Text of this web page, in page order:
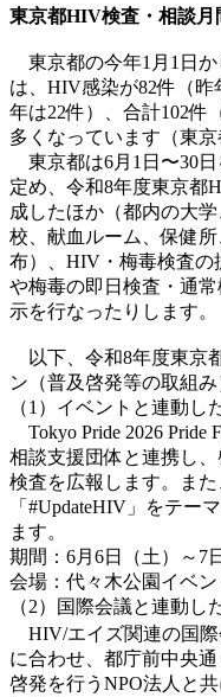
東京都HIV検査・相談月
東京都の今年1月1日か
は、HIV感染が82件（昨
年は22件）、合計102件
多くなっています（東京
東京都は6月1日〜30
定め、令和8年度東京都
成したほか（都内の大
校、献血ルーム、保健
布）、HIV・梅毒検査
や梅毒の即日検査・通
示を行なったりします。
以下、令和8年度東京
ン（普及啓発等の取組み
（1）イベントと連動し
Tokyo Pride 2026 Pride
相談支援団体と連携し
検査を広報します。また
「#UpdateHIV」をテー
ます。
期間：6月6日（土）～7
会場：代々木公園イベ
（2）国際会議と連動し
HIV/エイズ関連の国際
に合わせ、都庁前中央
啓発を行うNPO法人と